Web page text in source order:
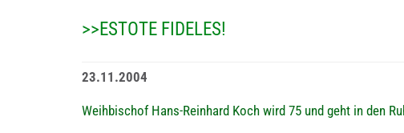
>>ESTOTE FIDELES!
23.11.2004
Weihbischof Hans-Reinhard Koch wird 75 und geht in den